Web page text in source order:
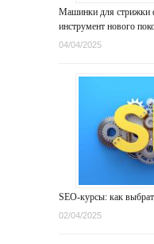
Машинки для стрижки
инструмент нового
04/04/2025
SEO-курсы: как
02/04/2025